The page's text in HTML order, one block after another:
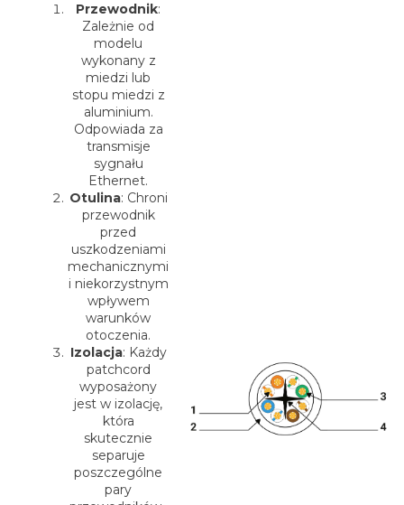
Przewodnik:
Zależnie od
modelu
wykonany z
miedzi lub
stopu miedzi z
aluminium.
Odpowiada za
transmisje
sygnału
Ethernet.
Otulina: Chroni
przewodnik
przed
uszkodzeniami
mechanicznymi
i niekorzystnym
wpływem
warunków
otoczenia.
Izolacja: Każdy
patchcord
wyposażony
jest w izolację,
która
skutecznie
separuje
poszczególne
pary